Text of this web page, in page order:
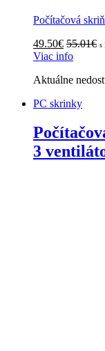
Počítačová
49.50€ 55.01€ s
Viac info
Aktuálne
PC skrinky
3